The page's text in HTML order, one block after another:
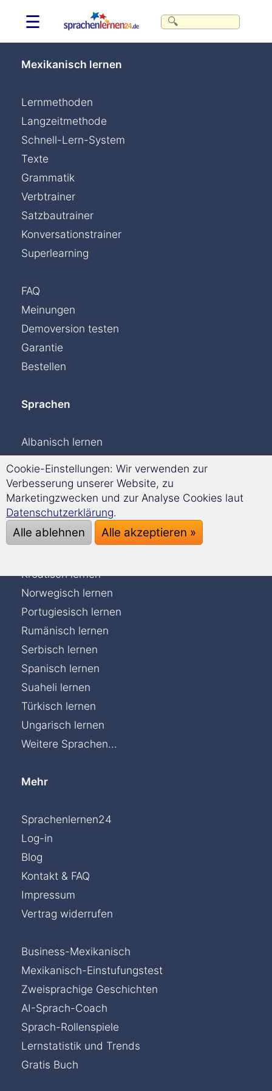
☰
Mexikanisch lernen
Lernmethoden
Langzeitmethode
Schnell-Lern-System
Texte
Grammatik
Verbtrainer
Satzbautrainer
Konversationstrainer
Superlearning
FAQ
Meinungen
Demoversion testen
Garantie
Bestellen
Sprachen
Albanisch lernen
Englisch lernen
Finnisch lernen
Französisch lernen
Griechisch lernen
Kroatisch lernen
Norwegisch lernen
Portugiesisch lernen
Rumänisch lernen
Serbisch lernen
Spanisch lernen
Suaheli lernen
Türkisch lernen
Ungarisch lernen
Weitere Sprachen...
Mehr
Sprachenlernen24
Log-in
Blog
Kontakt & FAQ
Impressum
Vertrag widerrufen
Business-Mexikanisch
Mexikanisch-Einstufungstest
Zweisprachige Geschichten
AI-Sprach-Coach
Sprach-Rollenspiele
Lernstatistik und Trends
Gratis Buch
Cookie-Einstellungen: Wir verwenden zur
Verbesserung unserer Website, zu
Marketingzwecken und zur Analyse Cookies laut
Datenschutzerklärung.
Alle ablehnen Alle akzeptieren »